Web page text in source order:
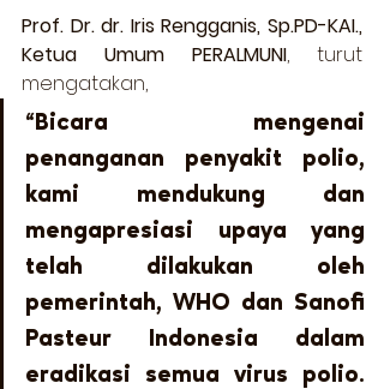
Prof. Dr. dr. Iris Rengganis, Sp.PD-KAI.,
Ketua Umum PERALMUNI, turut
mengatakan,
“Bicara mengenai
penanganan penyakit polio,
kami mendukung dan
mengapresiasi upaya yang
telah dilakukan oleh
pemerintah, WHO dan Sanofi
Pasteur Indonesia dalam
eradikasi semua virus polio.